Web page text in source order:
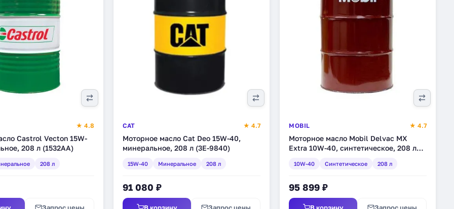
★ 4.8
Castrol Vecton 15W-
208 л (1532AA)
208 л
CAT ★ 4.7
Моторное масло Cat Deo 15W-40,
минеральное, 208 л (3E-9840)
15W-40 Минеральное 208 л
91 080 ₽
MOBIL ★ 4.7
Моторное масло Mobil Delvac MX
Extra 10W-40, синтетическое, 208 л
10W-40 Синтетическое 208 л
95 899 ₽